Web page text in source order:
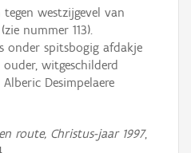
tegen westzijgevel van
nummer 113).
onder spitsbogig afdakje
witgeschilderd
Desimpelaere
route, Christus-jaar 1997,